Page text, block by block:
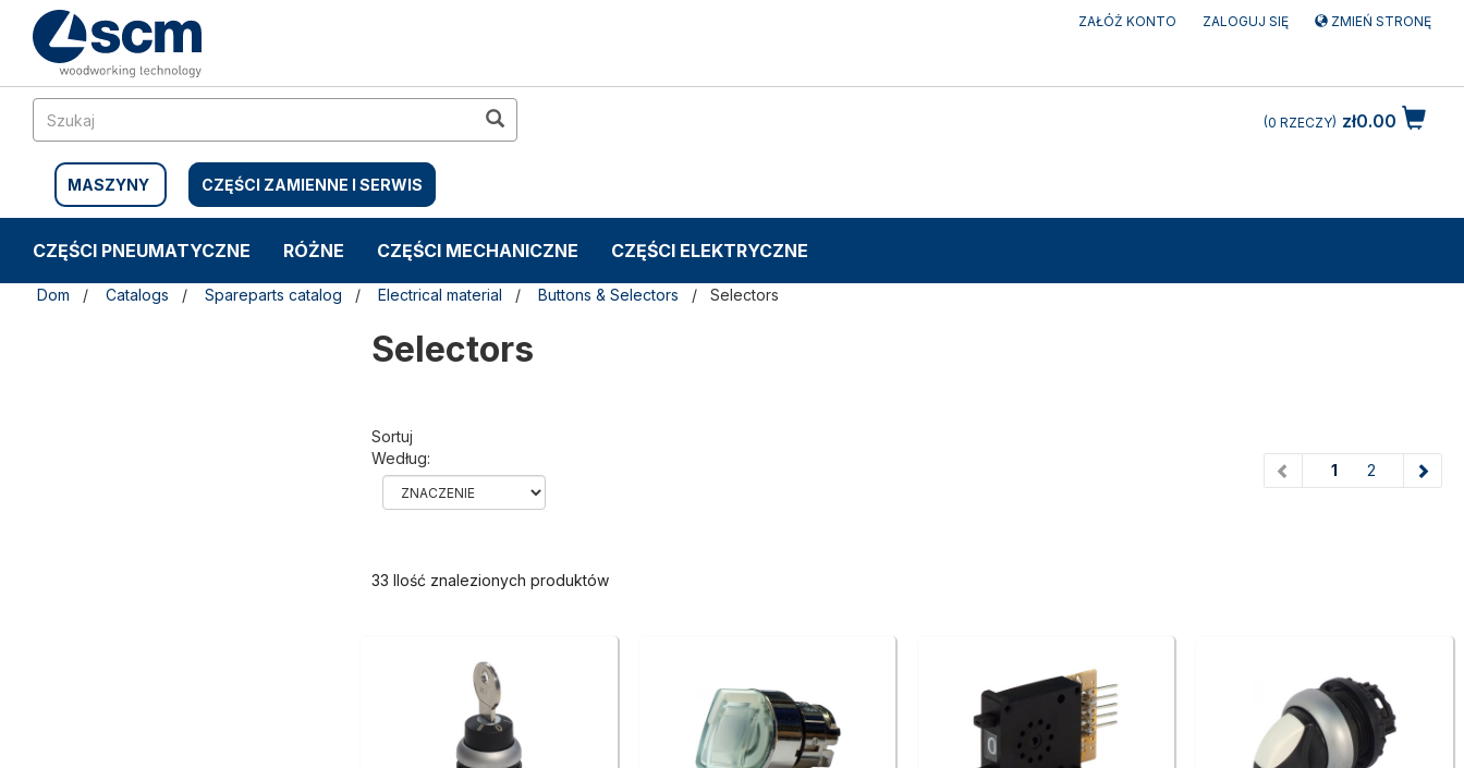
Przejdź
treści
Przejdź
menu
nawigacyjnego
ZAŁÓŻ KONTO ZALOGUJ SIĘ ZMIEŃ STRONĘ
MASZYNY CZĘŚCI ZAMIENNE I SERWIS
zł0.00
0 RZECZY
CZĘŚCI PNEUMATYCZNE RÓŻNE CZĘŚCI MECHANICZNE CZĘŚCI ELEKTRYCZNE
Dom Catalogs Spareparts catalog Electrical material Buttons & Selectors Selectors
Selectors
Sortuj
Według:
1 (current)
2
33 Ilość znalezionych produktów